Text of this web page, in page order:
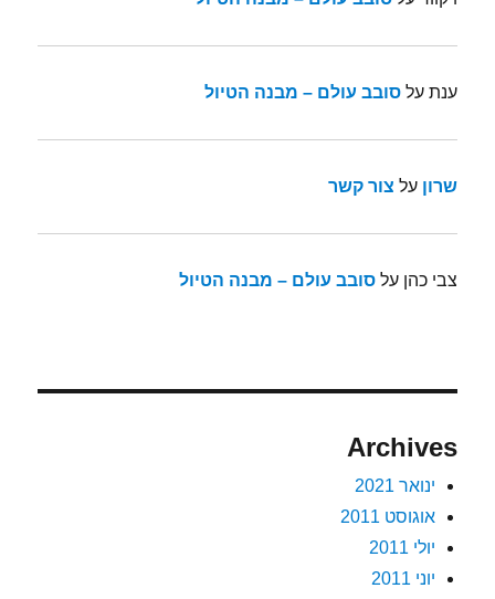
ענת עלסובב עולם – מבנה הטיול
שרון על צור קשר
צבי כהן עלסובב עולם – מבנה הטיול
Archives
ינואר 2021
אוגוסט 2011
יולי 2011
יוני 2011